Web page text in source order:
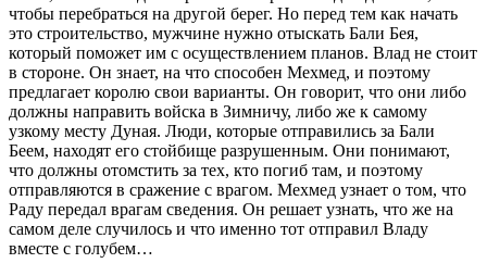
чтобы перебраться на другой берег. Но перед тем как начать
это строительство, мужчине нужно отыскать Бали Бея,
который поможет им с осуществлением планов. Влад не стоит
в стороне. Он знает, на что способен Мехмед, и поэтому
предлагает королю свои варианты. Он говорит, что они либо
должны направить войска в Зимничу, либо же к самому
узкому месту Дуная. Люди, которые отправились за Бали
Беем, находят его стойбище разрушенным. Они понимают,
что должны отомстить за тех, кто погиб там, и поэтому
отправляются в сражение с врагом. Мехмед узнает о том, что
Раду передал врагам сведения. Он решает узнать, что же на
самом деле случилось и что именно тот отправил Владу
вместе с голубем…